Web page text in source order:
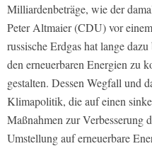
Milliardenbeträge, wie der
Peter Altmaier (CDU) vor
russische Erdgas hat lange
den erneuerbaren Energien zu
gestalten. Dessen Wegfall und
Klimapolitik, die auf einen
Maßnahmen zur Verbesserung
Umstellung auf erneuerbare